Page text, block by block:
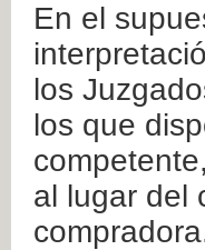
En el
los
los que
al lugar del